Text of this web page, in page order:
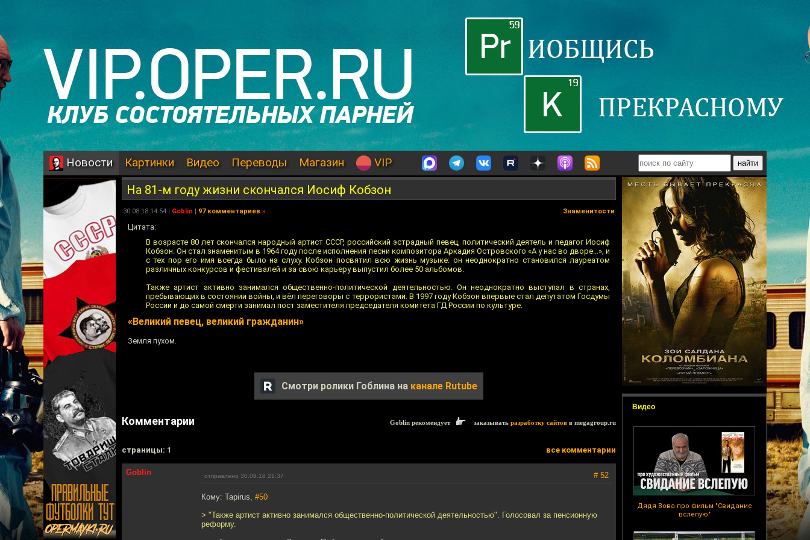
Новости Картинки Видео Переводы Магазин VIP
Видео
Дядя Вова про фильм "Свидание
вслепую"
На 81-м году жизни скончался Иосиф Кобзон
30.08.18 14:54 | Goblin | 97 комментариев » Знаменитости
Цитата:
В возрасте 80 лет скончался народный артист СССР, российский эстрадный певец, политический деятель и педагог Иосиф
Кобзон. Он стал знаменитым в 1964 году после исполнения песни композитора Аркадия Островского «А у нас во дворе…», и
с тех пор его имя всегда было на слуху. Кобзон посвятил всю жизнь музыке: он неоднократно становился лауреатом
различных конкурсов и фестивалей и за свою карьеру выпустил более 50 альбомов.
Также артист активно занимался общественно-политической деятельностью. Он неоднократно выступал в странах,
пребывающих в состоянии войны, и вёл переговоры с террористами. В 1997 году Кобзон впервые стал депутатом Госдумы
России и до самой смерти занимал пост заместителя председателя комитета ГД России по культуре.
«Великий певец, великий гражданин»
Земля пухом.
Смотри ролики Гоблина на канале Rutube
Комментарии Goblin рекомендует заказывать разработку сайтов в megagroup.ru
cтраницы: 1 все комментарии
Goblin отправлено 30.08.18 21:37 # 52
Кому: Tapirus, #50
> "Также артист активно занимался общественно-политической деятельностью". Голосовал за пенсионную
реформу.